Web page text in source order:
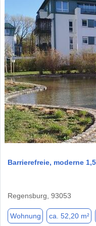
Barrierefreie, moderne
Regensburg, 93053
Wohnung ca. 52,20 m²